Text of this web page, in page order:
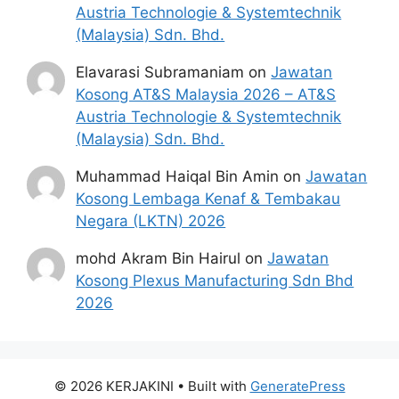
Sebelum membuat permohonan sila
pastikan anda login/register dan mengisi
segala maklumat yang diminta dengan
lengkap dan tepat.
Perlu diingatkan, hanya pemohon yang
layak sahaja akan dipanggil ke
kemaskini maklumat anda yang telah
didaftarkan.
Permohonan yang tidak menerima
tarikh iklan ditutup hendaklah
menganggap permohonan mereka tidak
berjaya.
Austria Technologie & Systemtechnik
(Malaysia) Sdn. Bhd.
Elavarasi Subramaniam onJawatan
Kosong AT&S Malaysia 2026 – AT&S
Austria Technologie & Systemtechnik
(Malaysia) Sdn. Bhd.
Muhammad Haiqal Bin Amin onJawatan
Kosong Lembaga Kenaf & Tembakau
Negara (LKTN) 2026
mohd Akram Bin Hairul onJawatan
Kosong Plexus Manufacturing Sdn Bhd
2026
© 2026 KERJAKINI • Built with GeneratePress